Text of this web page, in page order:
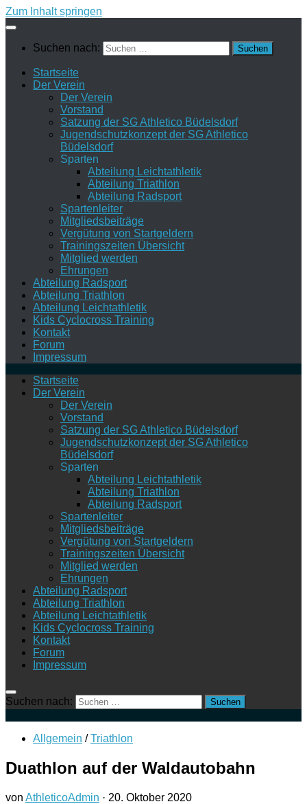
Zum Inhalt springen
Suchen nach:
Startseite
Der Verein
Der Verein
Vorstand
Satzung der SG Athletico Büdelsdorf
Jugendschutzkonzept der SG Athletico
Büdelsdorf
Sparten
Abteilung Leichtathletik
Abteilung Triathlon
Abteilung Radsport
Spartenleiter
Mitgliedsbeiträge
Vergütung von Startgeldern
Trainingszeiten Übersicht
Mitglied werden
Ehrungen
Abteilung Radsport
Abteilung Triathlon
Abteilung Leichtathletik
Kids Cyclocross Training
Kontakt
Forum
Impressum
Startseite
Der Verein
Der Verein
Vorstand
Satzung der SG Athletico Büdelsdorf
Jugendschutzkonzept der SG Athletico
Büdelsdorf
Sparten
Abteilung Leichtathletik
Abteilung Triathlon
Abteilung Radsport
Spartenleiter
Mitgliedsbeiträge
Vergütung von Startgeldern
Trainingszeiten Übersicht
Mitglied werden
Ehrungen
Abteilung Radsport
Abteilung Triathlon
Abteilung Leichtathletik
Kids Cyclocross Training
Kontakt
Forum
Impressum
Suchen nach:
Allgemein / Triathlon
Duathlon auf der Waldautobahn
von AthleticoAdmin · 20. Oktober 2020